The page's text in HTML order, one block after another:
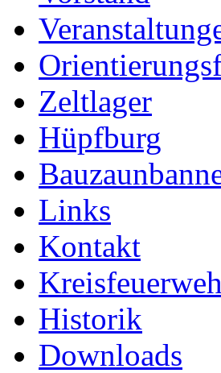
Zeltlager
Hüpfburg
Links
Kontakt
Historik
Downloads